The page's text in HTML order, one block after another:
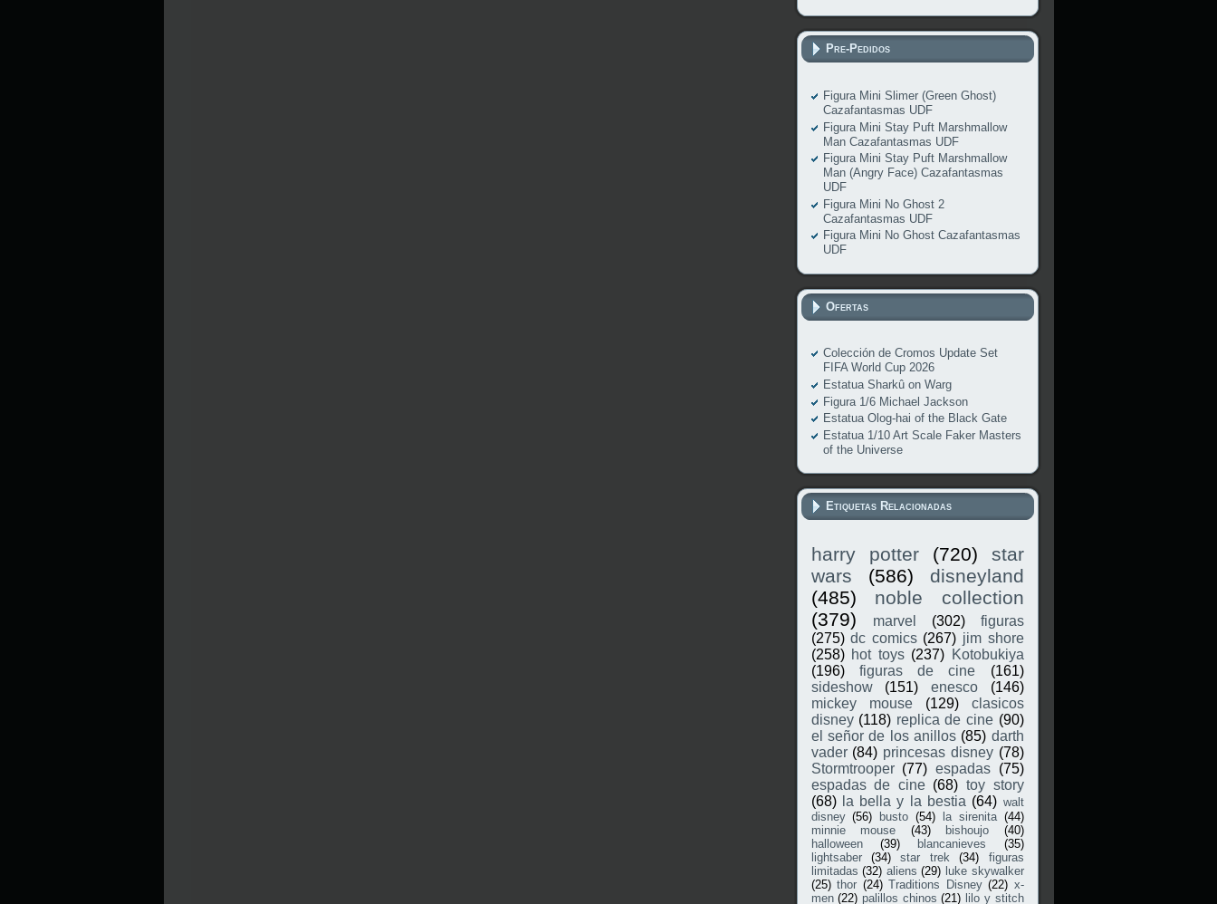
Pre-Pedidos
Figura Mini Slimer (Green Ghost)
Cazafantasmas UDF
Figura Mini Stay Puft Marshmallow
Man Cazafantasmas UDF
Figura Mini Stay Puft Marshmallow
Man (Angry Face) Cazafantasmas
UDF
Figura Mini No Ghost 2
Cazafantasmas UDF
Figura Mini No Ghost Cazafantasmas
UDF
Ofertas
Colección de Cromos Update Set
FIFA World Cup 2026
Estatua Sharkû on Warg
Figura 1/6 Michael Jackson
Estatua Olog-hai of the Black Gate
Estatua 1/10 Art Scale Faker Masters
of the Universe
Etiquetas Relacionadas
harry potter (720)
star
wars
(586)
disneyland
(485)
noble collection
(379)
marvel (302)
figuras
(275) dc comics (267) jim shore
(258) hot toys (237) Kotobukiya
(196)
figuras de cine
(161)
sideshow
(151) enesco
(146)
mickey mouse
(129)
clasicos
disney (118) replica de cine (90)
el señor de los anillos (85) darth
vader (84) princesas disney (78)
Stormtrooper (77) espadas (75)
espadas de cine (68) toy story
(68)
la bella y la bestia (64) walt
disney (56) busto (54) la sirenita (44)
minnie mouse
(43) bishoujo
(40)
halloween
(39) blancanieves
(35)
lightsaber
(34) star trek (34)
figuras
limitadas (32) aliens (29) luke skywalker
(25) thor (24) Traditions Disney (22) x-
men (22) palillos chinos (21) lilo y stitch